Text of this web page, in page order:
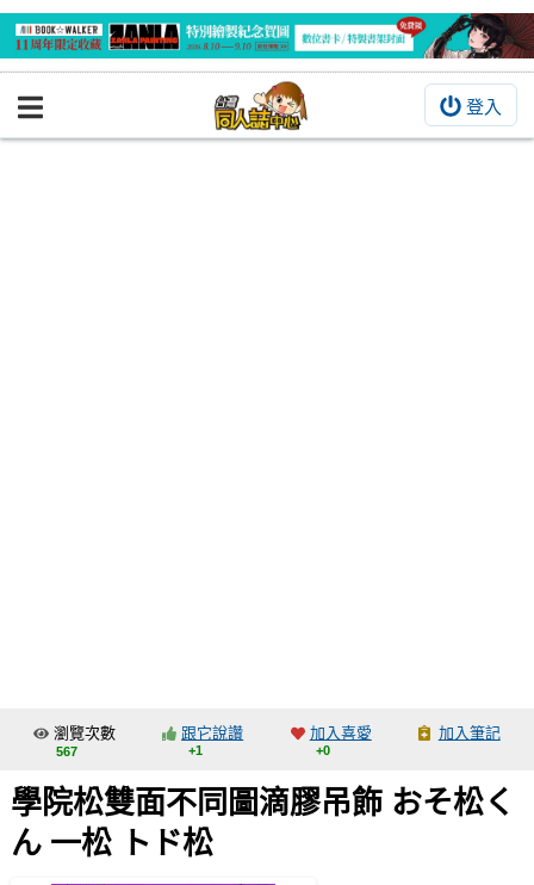
登入
BOOKY書集倉庫
交流中心
攤位轉讓區
會員功能選單
瀏覽次數
567
跟它說讚
+1
加入喜愛
+0
加入筆記
學院松雙面不同圖滴膠吊飾 おそ松く
ん 一松 トド松